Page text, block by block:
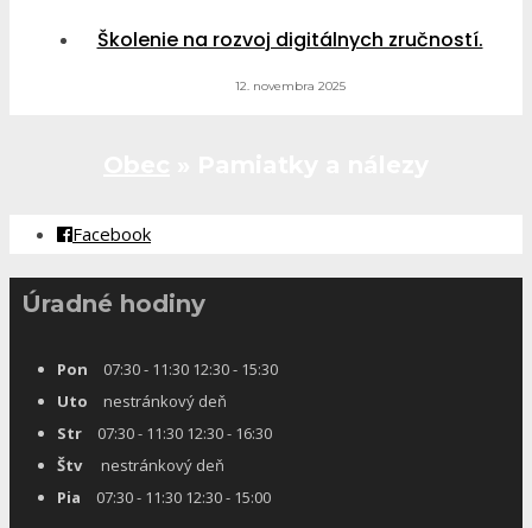
Školenie na rozvoj digitálnych zručností.
12. novembra 2025
Facebook
Úradné hodiny
Pon 07:30 - 11:30 12:30 - 15:30
Uto nestránkový deň
Str 07:30 - 11:30 12:30 - 16:30
Štvnestránkový deň
Pia 07:30 - 11:30 12:30 - 15:00